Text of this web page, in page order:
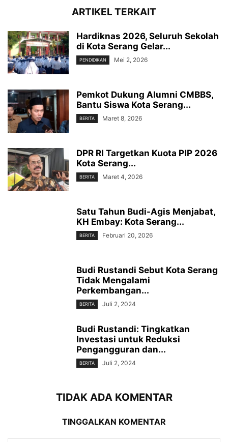
ARTIKEL TERKAIT
Hardiknas 2026, Seluruh Sekolah
di Kota Serang Gelar...
PENDIDIKAN Mei 2, 2026
‎Pemkot Dukung Alumni CMBBS,
Bantu Siswa Kota Serang...
BERITA Maret 8, 2026
DPR RI Targetkan Kuota PIP 2026
Kota Serang...
BERITA Maret 4, 2026
Satu Tahun Budi-Agis Menjabat,
KH Embay: Kota Serang...
BERITA Februari 20, 2026
Budi Rustandi Sebut Kota Serang
Tidak Mengalami
Perkembangan...
BERITA Juli 2, 2024
Budi Rustandi: Tingkatkan
Investasi untuk Reduksi
Pengangguran dan...
BERITA Juli 2, 2024
TIDAK ADA KOMENTAR
TINGGALKAN KOMENTAR